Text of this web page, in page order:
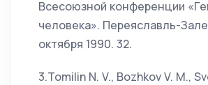
Всесоюзной конференции
человека». Переяславль-
октября 1990. 32.
3.Tomilin N. V., Bozhkov V. M.,